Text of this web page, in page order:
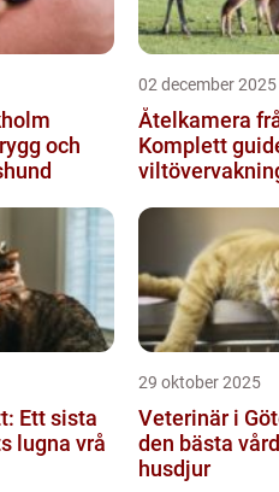
och
02 december 2025
Åtelkamera
Komplett
Ett sista
lugna vrå
29 oktober 2025
Veterinär i
den bästa
husdjur